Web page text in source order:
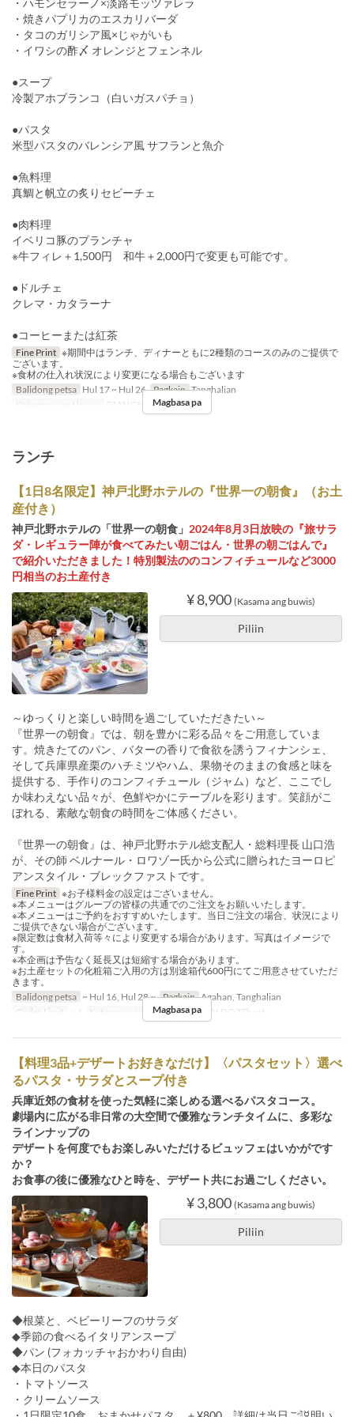
・ハモンセラーノ×淡路モッツァレラ
・焼きパプリカのエスカリバーダ
・タコのガリシア風×じゃがいも
・イワシの酢〆 オレンジとフェンネル
●スープ
冷製アホブランコ（白いガスパチョ）
●パスタ
米型パスタのバレンシア風 サフランと魚介
●魚料理
真鯛と帆立の炙りセビーチェ
●肉料理
イベリコ豚のプランチャ
※牛フィレ＋1,500円 和牛＋2,000円で変更も可能です。
●ドルチェ
クレマ・カタラーナ
●コーヒーまたは紅茶
Fine Print ※期間中はランチ、ディナーともに2種類のコースのみのご提供で
ございます。
※食材の仕入れ状況により変更になる場合もございます
Balidong petsa Hul 17 ~ Hul 26 Pagkain Tanghalian
Kategorya ng Upuan
GIANCALDO3Theat
Magbasa pa
ランチ
【1日8名限定】神戸北野ホテルの『世界一の朝食』（お土
産付き）
神戸北野ホテルの「世界一の朝食」 2024年8月3日放映の『旅サラ
ダ・レギュラー陣が食べてみたい朝ごはん・世界の朝ごはんで』
で紹介いただきました！特別製法ののコンフィチュールなど3000
円相当のお土産付き
¥ 8,900 (Kasama ang buwis)
Piliin
～ゆっくりと楽しい時間を過ごしていただきたい～
『世界一の朝食』では、朝を豊かに彩る品々をご用意していま
す。焼きたてのパン、バターの香りで食欲を誘うフィナンシェ、
そして兵庫県産栗のハチミツやハム、果物そのままの食感と味を
提供する、手作りのコンフィチュール（ジャム）など、ここでし
か味わえない品々が、色鮮やかにテーブルを彩ります。笑顔がこ
ぼれる、素敵な朝食の時間をご体感ください。
『世界一の朝食』は、神戸北野ホテル総支配人・総料理長 山口浩
が、その師 ベルナール・ロワゾー氏から公式に贈られたヨーロピ
アンスタイル・ブレックファストです。
Fine Print ※お子様料金の設定はございません。
※本メニューはグループの皆様の共通でのご注文をお願いいたします。
※本メニューはご予約をおすすめいたします。当日ご注文の場合、状況により
ご提供できない場合がございます。
※限定数は食材入荷等々により変更する場合があります。写真はイメージで
す。
※本企画は予告なく延長又は短縮する場合があります。
※お土産セットの化粧箱ご入用の方は別途箱代600円にてご用意させていただ
きます。
Balidong petsa ~ Hul 16, Hul 28 ~ Pagkain Agahan, Tanghalian
Order Limit
~ 4 Kategorya ng Upuan GIANCALDO3Theat
Magbasa pa
【料理3品+デザートお好きなだけ】〈パスタセット〉選べ
るパスタ・サラダとスープ付き
兵庫近郊の⾷材を使った気軽に楽しめる選べるパスタコース。
劇場内に広がる非日常の⼤空間で優雅なランチタイムに、多彩な
ラインナップの
デザートを何度でもお楽しみいただけるビュッフェはいかがです
か？
お食事の後に優雅なひと時を、デザート共にお過ごしください。
¥ 3,800 (Kasama ang buwis)
Piliin
◆根菜と、ベビーリーフのサラダ
◆季節の食べるイタリアンスープ
◆パン (フォカッチャおかわり自由)
◆本日のパスタ
・トマトソース
・クリームソース